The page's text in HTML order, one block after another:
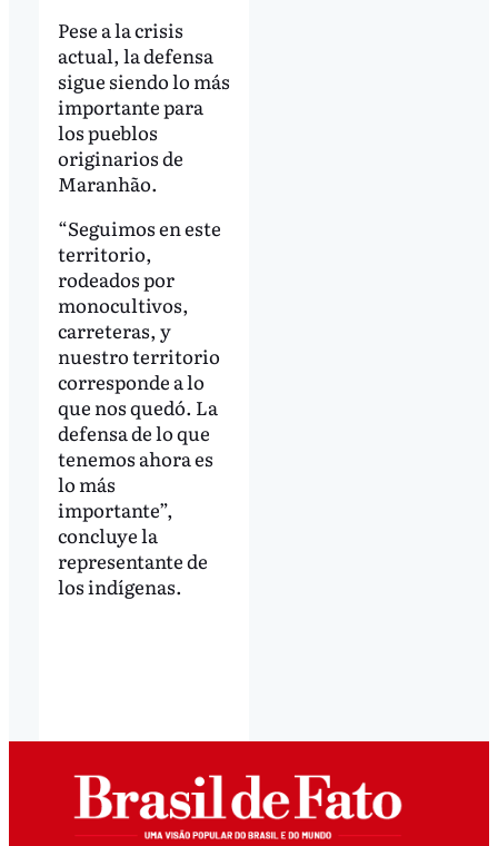
Pese a la crisis
actual, la defensa
sigue siendo lo más
importante para
los pueblos
originarios de
Maranhão.
“Seguimos en este
territorio,
rodeados por
monocultivos,
carreteras, y
nuestro territorio
corresponde a lo
que nos quedó. La
defensa de lo que
tenemos ahora es
lo más
importante”,
concluye la
representante de
los indígenas.